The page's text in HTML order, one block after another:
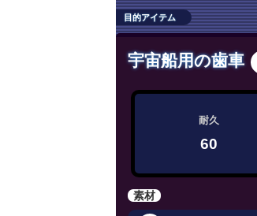
目的アイテム
宇宙船用の歯車
耐久
60
素材